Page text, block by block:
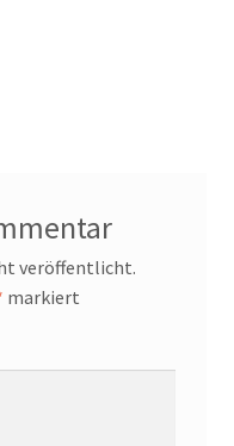
veröffentlicht.
markiert